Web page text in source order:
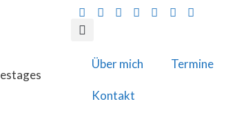
Über mich Termine
Kontakt